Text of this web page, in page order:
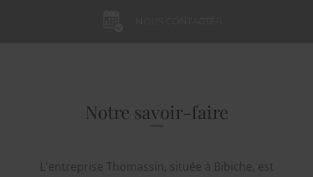
Notre savoir-faire
L'entreprise Thomassin, située à Bibiche, est